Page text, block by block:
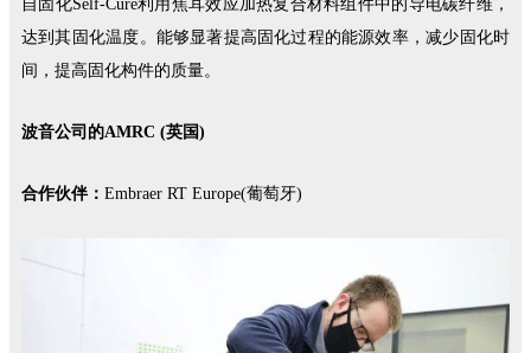
自固化Self-Cure利用焦耳效应加热复合材料组件中的导电碳纤维，
达到其固化温度。能够显著提高固化过程的能源效率，减少固化时
间，提高固化构件的质量。
波音公司的AMRC (英国)
合作伙伴： Embraer RT Europe(葡萄牙)